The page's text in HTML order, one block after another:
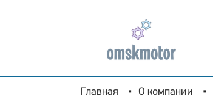
Главная О компании